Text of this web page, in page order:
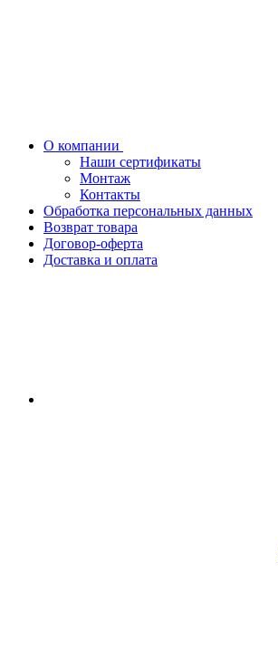
О компании
Наши сертификаты
Монтаж
Контакты
Обработка персональных данных
Возврат товара
Договор-оферта
Доставка и оплата